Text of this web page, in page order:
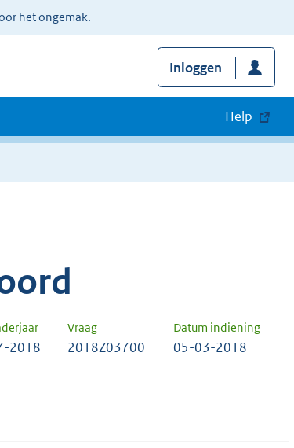
het ongemak.
Inloggen
Help
Vraag Datum indiening
2018 2018Z03700 05-03-2018